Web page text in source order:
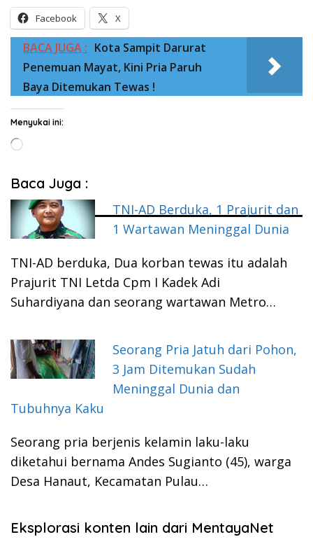
Facebook X
BACA JUGA : Kota Sampit Darurat
Penemuan Mayat, Kini Pria Paruh
Baya Ditemukan Tewas !
Menyukai ini:
Memuat...
Baca Juga :
TNI-AD Berduka, 1 Prajurit dan
1 Wartawan Meninggal Dunia
TNI-AD berduka, Dua korban tewas itu adalah
Prajurit TNI Letda Cpm I Kadek Adi
Suhardiyana dan seorang wartawan Metro…
Seorang Pria Jatuh dari Pohon,
3 Jam Ditemukan Sudah
Meninggal Dunia dan
Tubuhnya Kaku
Seorang pria berjenis kelamin laku-laku
diketahui bernama Andes Sugianto (45), warga
Desa Hanaut, Kecamatan Pulau…
Eksplorasi konten lain dari MentayaNet